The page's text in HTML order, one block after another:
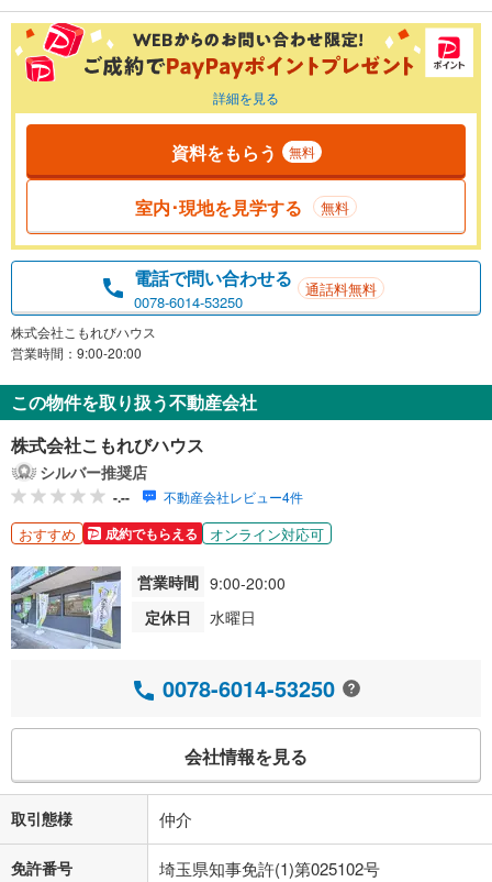
詳細を見る
資料をもらう 無料
室内･現地を見学する 無料
電話で問い合わせる
0078-6014-53250
通話料無料
株式会社こもれびハウス
営業時間：9:00-20:00
この物件を取り扱う不動産会社
株式会社こもれびハウス
シルバー推奨店
-.-- 不動産会社レビュー4件
おすすめ 成約でもらえる オンライン対応可
営業時間 9:00-20:00
定休日
水曜日
0078-6014-53250
会社情報を見る
取引態様 仲介
免許番号 埼玉県知事免許(1)第025102号